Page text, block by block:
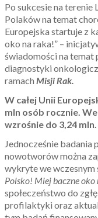
Po sukcesie na terenie
Polaków na temat
Europejska startuje z
oko na raka!” –
świadomości na
diagnostyki
ramach Misji Rak.
W całej Unii
mln osób rocznie.
wzrośnie do 3,24 mln.
Jednocześnie badania
nowotworów można
wykryte we wczesnym
Polsko! Miej baczne oko
społeczeństwo do
profilaktyki oraz